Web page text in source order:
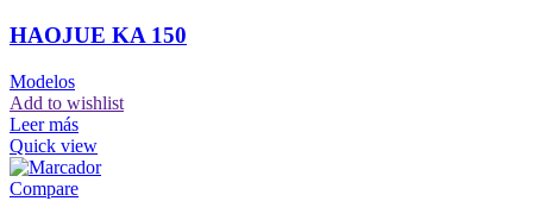
HAOJUE KA 150
Modelos
Add to wishlist
Leer más
Quick view
Compare